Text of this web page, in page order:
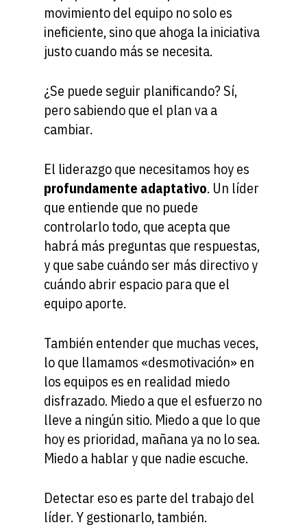
movimiento del equipo no solo es
ineficiente, sino que ahoga la iniciativa
justo cuando más se necesita.
¿Se puede seguir planificando? Sí,
pero sabiendo que el plan va a
cambiar.
El liderazgo que necesitamos hoy es
profundamente adaptativo. Un líder
que entiende que no puede
controlarlo todo, que acepta que
habrá más preguntas que respuestas,
y que sabe cuándo ser más directivo y
cuándo abrir espacio para que el
equipo aporte.
También entender que muchas veces,
lo que llamamos «desmotivación» en
los equipos es en realidad miedo
disfrazado. Miedo a que el esfuerzo no
lleve a ningún sitio. Miedo a que lo que
hoy es prioridad, mañana ya no lo sea.
Miedo a hablar y que nadie escuche.
Detectar eso es parte del trabajo del
líder. Y gestionarlo, también.